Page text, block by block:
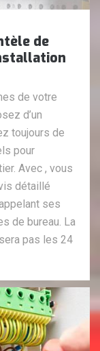
de
de votre
d’un
toujours de
pour
Avec , vous
détaillé
ses
de bureau. La
pas les 24